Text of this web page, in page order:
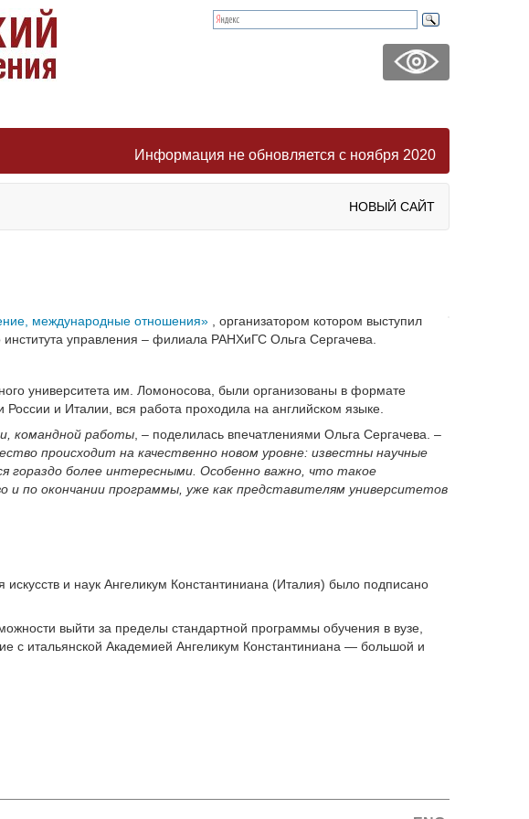
Информация не обновляется с ноября 2020
НОВЫЙ САЙТ
международные отношения» , организатором котором выступил
института управления – филиала РАНХиГС Ольга Сергачева.
университета им. Ломоносова, были организованы в формате
России и Италии, вся работа проходила на английском языке.
командной работы , – поделилась впечатлениями Ольга Сергачева. –
происходит на качественно новом уровне: известны научные
более интересными. Особенно важно, что такое
и по окончании программы, уже как представителям университетов
и наук Ангеликум Константиниана (Италия) было подписано
выйти за пределы стандартной программы обучения в вузе,
с итальянской Академией Ангеликум Константиниана — большой и